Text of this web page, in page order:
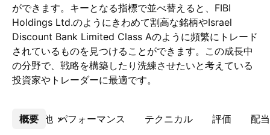
ができます。キーとなる指標で並べ替えると、FIBI
Holdings Ltd.のようにきわめて割高な銘柄やIsrael
Discount Bank Limited Class Aのように頻繁にトレード
されているものを見つけることができます。この成長中
の分野で、戦略を構築したり洗練させたいと考えている
投資家やトレーダーに最適です。
概要 パフォーマンス テクニカル 評価 配当
その他